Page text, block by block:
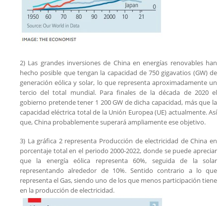
2) Las grandes inversiones de China en energías renovables han
hecho posible que tengan la capacidad de 750 gigavatios (GW) de
generación eólica y solar, lo que representa aproximadamente un
tercio del total mundial. Para finales de la década de 2020 el
gobierno pretende tener 1 200 GW de dicha capacidad, más que la
capacidad eléctrica total de la Unión Europea (UE) actualmente. Así
que, China probablemente superará ampliamente ese objetivo.
3) La gráfica 2 representa Producción de electricidad de China en
porcentaje total en el periodo 2000-2022, donde se puede apreciar
que la energía eólica representa 60%, seguida de la solar
representando alrededor de 10%. Sentido contrario a lo que
representa el Gas, siendo uno de los que menos participación tiene
en la producción de electricidad.